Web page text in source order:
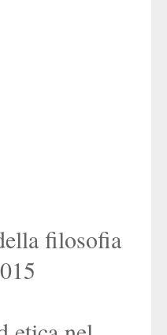
filosofia